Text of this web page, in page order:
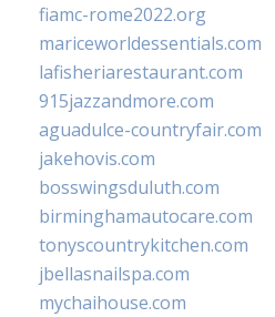
fiamc-rome2022.org
mariceworldessentials.com
lafisheriarestaurant.com
915jazzandmore.com
aguadulce-countryfair.com
jakehovis.com
bosswingsduluth.com
birminghamautocare.com
tonyscountrykitchen.com
jbellasnailspa.com
mychaihouse.com